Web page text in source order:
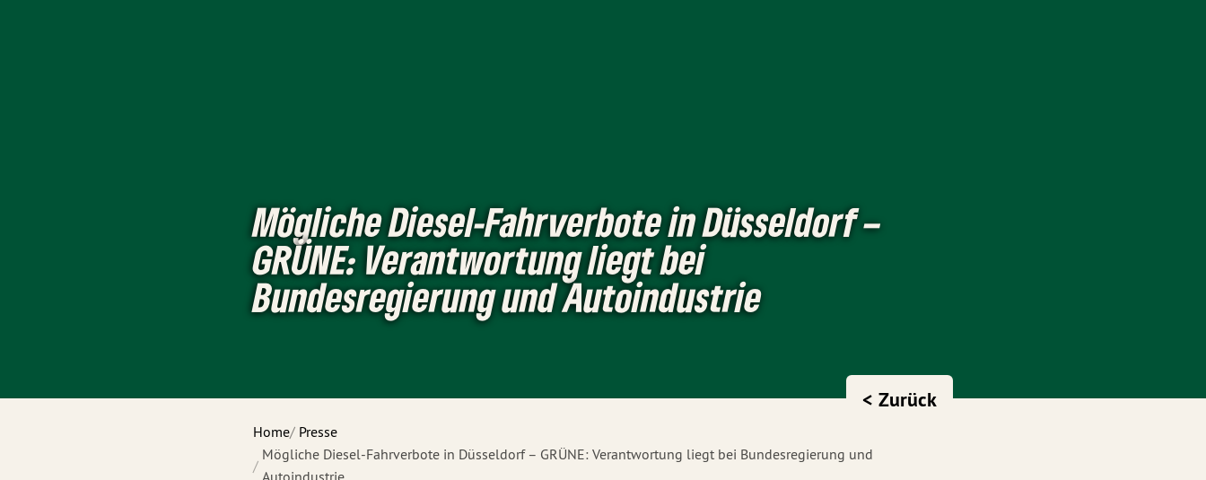
Mögliche Diesel-Fahrverbote in Düsseldorf –
GRÜNE: Verantwortung liegt bei
Bundesregierung und Autoindustrie
Home Presse
Mögliche Diesel-Fahrverbote in Düsseldorf – GRÜNE: Verantwortung liegt bei Bundesregierung und
< Zurück